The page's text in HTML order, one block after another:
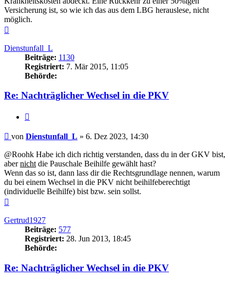
Versicherung ist, so wie ich das aus dem LBG herauslese, nicht
möglich.
Dienstunfall_L
Beiträge: 1130
Registriert: 7. Mär 2015, 11:05
Behörde:
Re: Nachträglicher Wechsel in die PKV
Beitrag
von Dienstunfall_L » 6. Dez 2023, 14:30
@Roohk Habe ich dich richtig verstanden, dass du in der GKV bist,
abernicht die Pauschale Beihilfe gewählt hast?
Wenn das so ist, dann lass dir die Rechtsgrundlage nennen, warum
du bei einem Wechsel in die PKV nicht beihilfeberechtigt
(individuelle Beihilfe) bist bzw. sein sollst.
Gertrud1927
Beiträge: 577
Registriert: 28. Jun 2013, 18:45
Behörde:
Re: Nachträglicher Wechsel in die PKV